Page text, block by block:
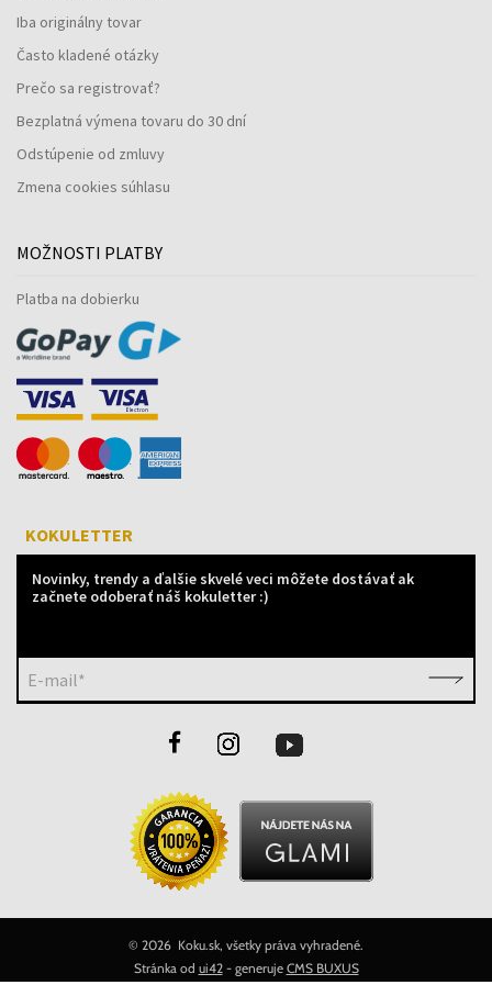
Iba originálny tovar
Často kladené otázky
Prečo sa registrovať?
Bezplatná výmena tovaru do 30 dní
Odstúpenie od zmluvy
Zmena cookies súhlasu
MOŽNOSTI PLATBY
Platba na dobierku
KOKULETTER
Novinky, trendy a ďalšie skvelé veci môžete dostávať ak
začnete odoberať náš kokuletter :)
E-mail*
© 2026 Koku.sk, všetky práva vyhradené.
Stránka od ui42- generuje CMS BUXUS